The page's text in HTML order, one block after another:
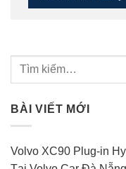
BÀI VIẾT MỚI
Volvo XC90 Plug-in